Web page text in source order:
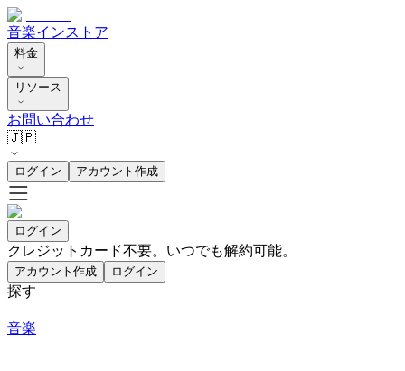
音楽インストア
料金
リソース
お問い合わせ
🇯🇵
ログイン アカウント作成
ログイン
クレジットカード不要。いつでも解約可能。
アカウント作成 ログイン
探す
音楽